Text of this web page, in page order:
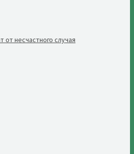
от несчастного случая